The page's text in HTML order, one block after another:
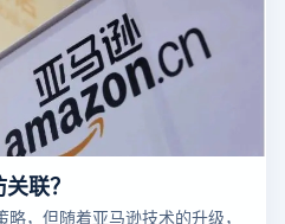
联？
，但随着亚马逊技术的升级，